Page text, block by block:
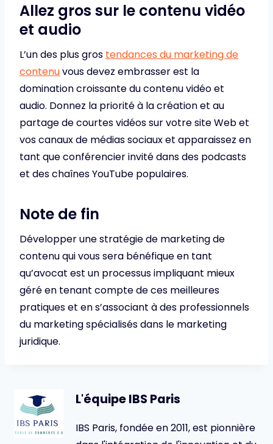
Allez gros sur le contenu vidéo
et audio
L’un des plus gros tendances du marketing de
contenuvous devez embrasser est la
domination croissante du contenu vidéo et
audio. Donnez la priorité à la création et au
partage de courtes vidéos sur votre site Web et
vos canaux de médias sociaux et apparaissez en
tant que conférencier invité dans des podcasts
et des chaînes YouTube populaires.
Note de fin
Développer une stratégie de marketing de
contenu qui vous sera bénéfique en tant
qu’avocat est un processus impliquant mieux
géré en tenant compte de ces meilleures
pratiques et en s’associant à des professionnels
du marketing spécialisés dans le marketing
juridique.
L'équipe IBS Paris
IBS Paris, fondée en 2011, est pionnière